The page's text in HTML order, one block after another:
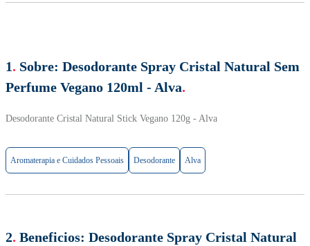
1. Sobre: Desodorante Spray Cristal Natural Sem
Perfume Vegano 120ml - Alva.
Desodorante Cristal Natural Stick Vegano 120g - Alva
Aromaterapia e Cuidados Pessoais Desodorante Alva
2. Beneficios: Desodorante Spray Cristal Natural